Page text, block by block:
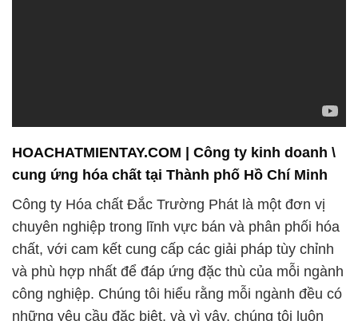
HOACHATMIENTAY.COM | Công ty kinh doanh \
cung ứng hóa chất tại Thành phố Hồ Chí Minh
Công ty Hóa chất Đắc Trường Phát là một đơn vị
chuyên nghiệp trong lĩnh vực bán và phân phối hóa
chất, với cam kết cung cấp các giải pháp tùy chỉnh
và phù hợp nhất để đáp ứng đặc thù của mỗi ngành
công nghiệp. Chúng tôi hiểu rằng mỗi ngành đều có
những yêu cầu đặc biệt, và vì vậy, chúng tôi luôn